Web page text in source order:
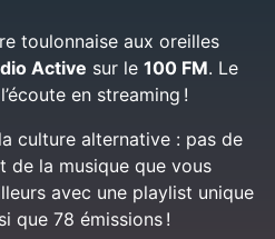
toulonnaise aux oreilles
Active sur le 100 FM. Le
en streaming !
culture alternative : pas de
de la musique que vous
avec une playlist unique
que 78 émissions !